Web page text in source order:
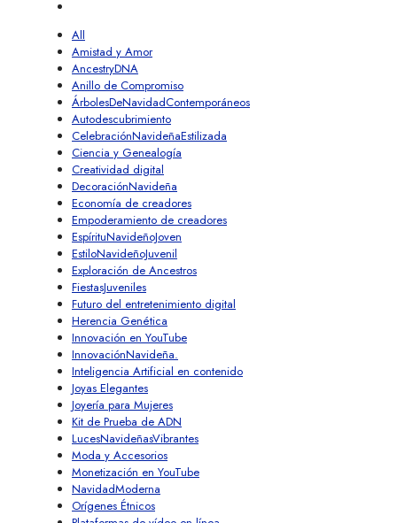
All
Amistad y Amor
AncestryDNA
Anillo de Compromiso
ÁrbolesDeNavidadContemporáneos
Autodescubrimiento
CelebraciónNavideñaEstilizada
Ciencia y Genealogía
Creatividad digital
DecoraciónNavideña
Economía de creadores
Empoderamiento de creadores
EspírituNavideñoJoven
EstiloNavideñoJuvenil
Exploración de Ancestros
FiestasJuveniles
Futuro del entretenimiento digital
Herencia Genética
Innovación en YouTube
InnovaciónNavideña.
Inteligencia Artificial en contenido
Joyas Elegantes
Joyería para Mujeres
Kit de Prueba de ADN
LucesNavideñasVibrantes
Moda y Accesorios
Monetización en YouTube
NavidadModerna
Orígenes Étnicos